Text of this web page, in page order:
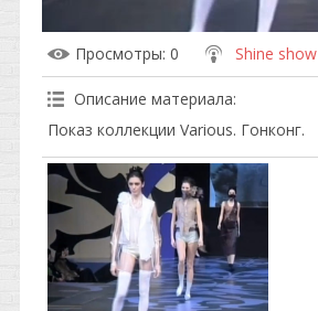
Просмотры: 0 Shine show
Описание материала:
Показ коллекции Various. Гонконг.